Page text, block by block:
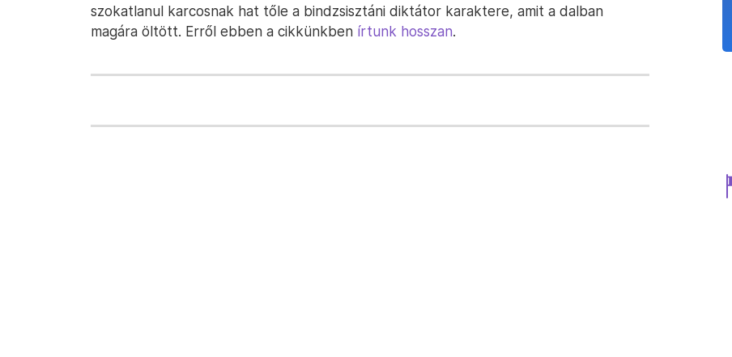
szokatlanul karcosnak hat tőle a bindzsisztáni diktátor karaktere, amit a dalban
magára öltött. Erről ebben a cikkünkben írtunk hosszan.